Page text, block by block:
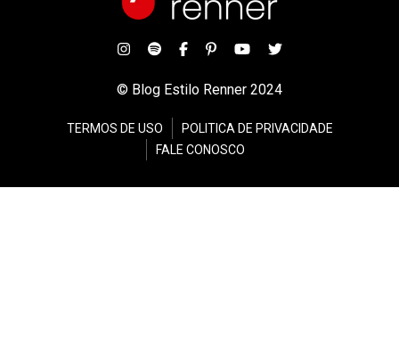
© Blog Estilo Renner 2024
TERMOS DE USO
POLITICA DE PRIVACIDADE
FALE CONOSCO